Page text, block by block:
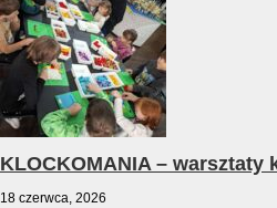
KLOCKOMANIA – warsztaty
18 czerwca, 2026